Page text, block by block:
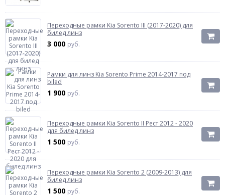
Переходные рамки Kia Sorento III (2017-2020) для
билед линз
3 000 руб.
Рамки для линз Kia Sorento Prime 2014-2017 под
biled
1 900 руб.
Переходные рамки Kia Sorento II Рест 2012 - 2020
для билед линз
1 500 руб.
Переходные рамки Kia Sorento 2 (2009-2013) для
билед линз
1 500 руб.